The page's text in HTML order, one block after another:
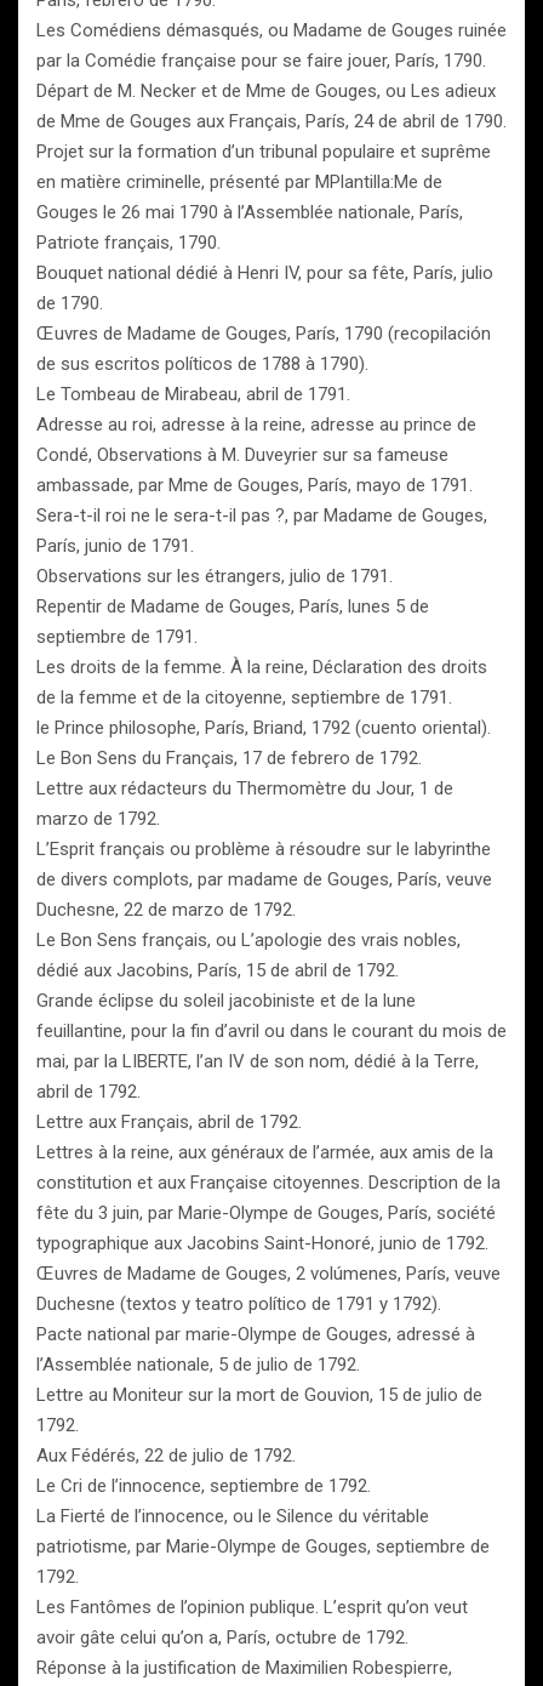
Les Comédiens démasqués, ou Madame de Gouges ruinée
par la Comédie française pour se faire jouer, París, 1790.
Départ de M. Necker et de Mme de Gouges, ou Les adieux
de Mme de Gouges aux Français, París, 24 de abril de 1790.
Projet sur la formation d’un tribunal populaire et suprême
en matière criminelle, présenté par MPlantilla:Me de
Gouges le 26 mai 1790 à l’Assemblée nationale, París,
Patriote français, 1790.
Bouquet national dédié à Henri IV, pour sa fête, París, julio
de 1790.
Œuvres de Madame de Gouges, París, 1790 (recopilación
de sus escritos políticos de 1788 à 1790).
Le Tombeau de Mirabeau, abril de 1791.
Adresse au roi, adresse à la reine, adresse au prince de
Condé, Observations à M. Duveyrier sur sa fameuse
ambassade, par Mme de Gouges, París, mayo de 1791.
Sera-t-il roi ne le sera-t-il pas ?, par Madame de Gouges,
París, junio de 1791.
Observations sur les étrangers, julio de 1791.
Repentir de Madame de Gouges, París, lunes 5 de
septiembre de 1791.
Les droits de la femme. À la reine, Déclaration des droits
de la femme et de la citoyenne, septiembre de 1791.
le Prince philosophe, París, Briand, 1792 (cuento oriental).
Le Bon Sens du Français, 17 de febrero de 1792.
Lettre aux rédacteurs du Thermomètre du Jour, 1 de
marzo de 1792.
L’Esprit français ou problème à résoudre sur le labyrinthe
de divers complots, par madame de Gouges, París, veuve
Duchesne, 22 de marzo de 1792.
Le Bon Sens français, ou L’apologie des vrais nobles,
dédié aux Jacobins, París, 15 de abril de 1792.
Grande éclipse du soleil jacobiniste et de la lune
feuillantine, pour la fin d’avril ou dans le courant du mois de
mai, par la LIBERTE, l’an IV de son nom, dédié à la Terre,
abril de 1792.
Lettre aux Français, abril de 1792.
Lettres à la reine, aux généraux de l’armée, aux amis de la
constitution et aux Française citoyennes. Description de la
fête du 3 juin, par Marie-Olympe de Gouges, París, société
typographique aux Jacobins Saint-Honoré, junio de 1792.
Œuvres de Madame de Gouges, 2 volúmenes, París, veuve
Duchesne (textos y teatro político de 1791 y 1792).
Pacte national par marie-Olympe de Gouges, adressé à
l’Assemblée nationale, 5 de julio de 1792.
Lettre au Moniteur sur la mort de Gouvion, 15 de julio de
1792.
Aux Fédérés, 22 de julio de 1792.
Le Cri de l’innocence, septiembre de 1792.
La Fierté de l’innocence, ou le Silence du véritable
patriotisme, par Marie-Olympe de Gouges, septiembre de
1792.
Les Fantômes de l’opinion publique. L’esprit qu’on veut
avoir gâte celui qu’on a, París, octubre de 1792.
Réponse à la justification de Maximilien Robespierre,